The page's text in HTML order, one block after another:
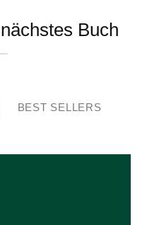
Buch
BEST SELLERS